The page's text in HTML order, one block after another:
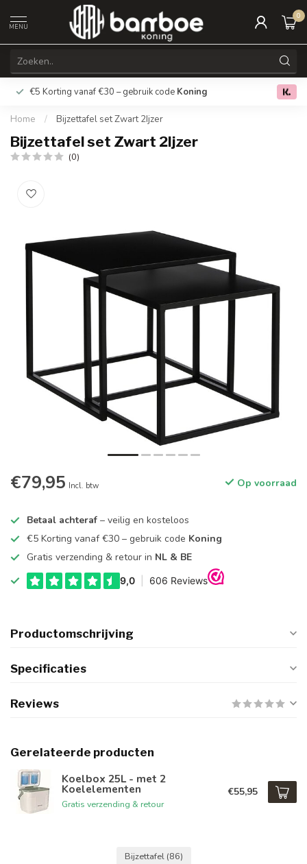
MENU
0
€5 Korting vanaf €30 – gebruik code Koning Gratis
Home / Bijzettafel set Zwart 2Ijzer
Bijzettafel set Zwart 2Ijzer
(0)
€79,95 Incl. btw Op voorraad
Betaal achteraf – veilig en kosteloos
€5 Korting vanaf €30 – gebruik code Koning
Gratis verzending & retour in NL & BE
Productomschrijving
Specificaties
Reviews
Gerelateerde producten
Koelbox 25L - met 2
Koelelementen
Gratis verzending & retour
€55,95
Bijzettafel (86)